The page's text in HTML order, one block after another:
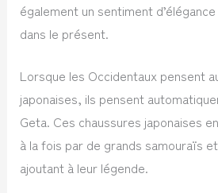
également un sentiment
dans le présent.
Lorsque les Occidentaux pensent
japonaises, ils pensent
Geta. Ces chaussures japonaises
à la fois par de grands samouraïs
ajoutant à leur légende.